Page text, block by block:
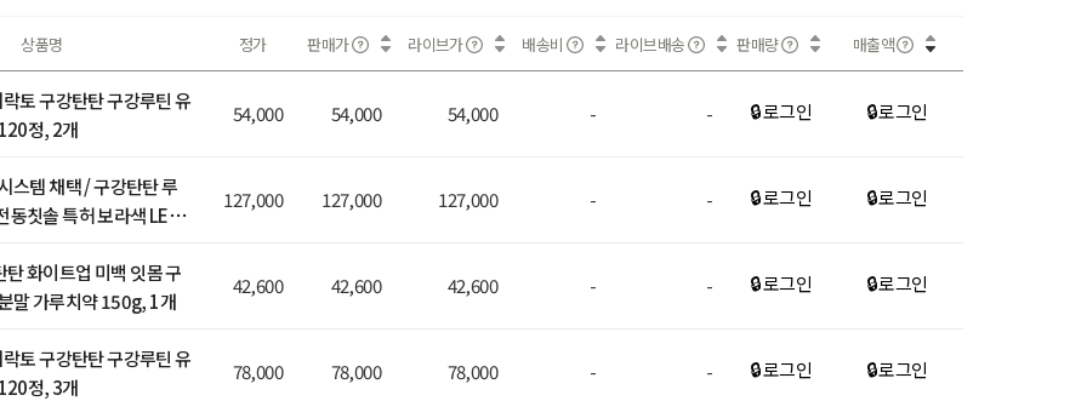
상품명 정가 판매가 라이브가 배송비 라이브배송 판매량 매출액
토 구강탄탄 구강루틴 유
정, 2개
54,000 54,000 54,000 - - 🔒 로그인 🔒 로그인
스템 채택 / 구강탄탄 루
동칫솔 특허 보라색 LED
127,000 127,000 127,000 - - 🔒 로그인 🔒 로그인
화이트업 미백 잇몸 구
말 가루치약 150g, 1개
42,600 42,600 42,600 - - 🔒 로그인 🔒 로그인
토 구강탄탄 구강루틴 유
정, 3개
78,000 78,000 78,000 - - 🔒 로그인 🔒 로그인